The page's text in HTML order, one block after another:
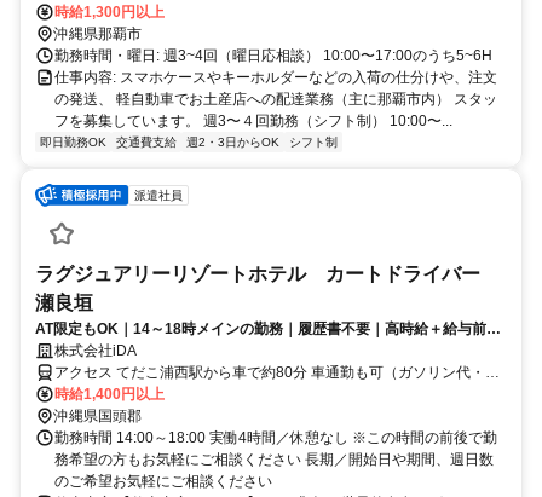
時給1,300円以上
沖縄県那覇市
勤務時間・曜日: 週3~4回（曜日応相談） 10:00〜17:00のうち5~6H
仕事内容: スマホケースやキーホルダーなどの入荷の仕分けや、注文
の発送、 軽自動車でお土産店への配達業務（主に那覇市内） スタッ
フを募集しています。 週3〜４回勤務（シフト制） 10:00〜...
即日勤務OK 交通費支給 週2・3日からOK シフト制
派遣社員
ラグジュアリーリゾートホテル カートドライバー
瀬良垣
AT限定もOK｜14～18時メインの勤務｜履歴書不要｜高時給＋給与前払
いあり
株式会社iDA
アクセス てだこ浦西駅から車で約80分 車通勤も可（ガソリン代・駐
車場あり）
時給1,400円以上
沖縄県国頭郡
勤務時間 14:00～18:00 実働4時間／休憩なし ※この時間の前後で勤
務希望の方もお気軽にご相談ください 長期／開始日や期間、週日数
のご希望お気軽にご相談ください